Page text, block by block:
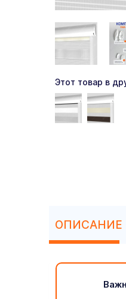
Этот товар в
ОПИСАНИЕ